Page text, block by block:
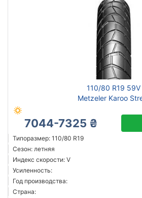
110/80 R19 59V
Metzeler Karoo
7044-7325 ₴
Типоразмер: 110/80 R19
Сезон: летняя
Индекс скорости: V
Усиленность:
Год производства:
Страна: